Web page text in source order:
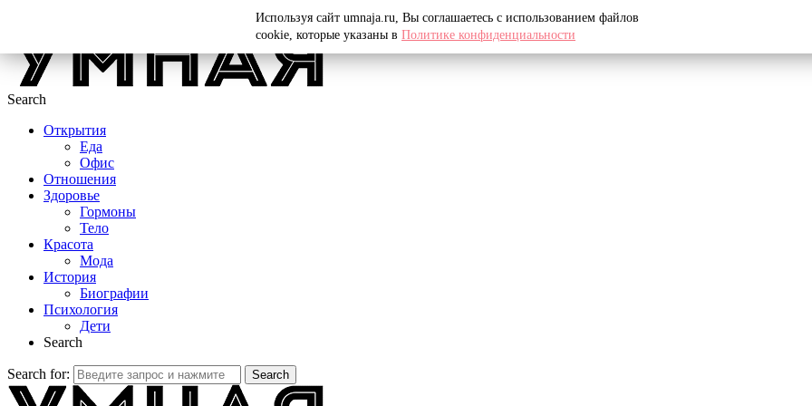
Search
Открытия
Еда
Офис
Отношения
Здоровье
Гормоны
Тело
Красота
Мода
История
Биографии
Психология
Дети
Search
Search for: Search
Используя сайт umnaja.ru, Вы соглашаетесь с использованием файлов
cookie, которые указаны в Политике конфиденциальности